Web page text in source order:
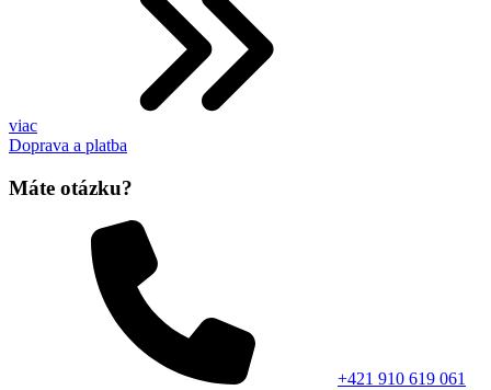
viac
Doprava a platba
Máte otázku?
+421 910 619 061